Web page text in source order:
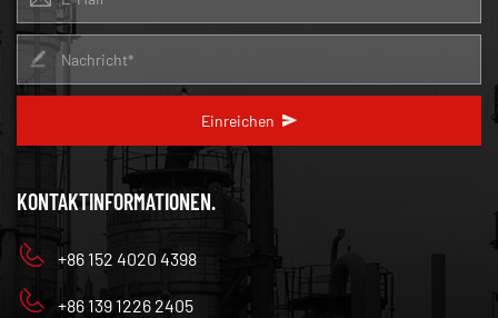
Einreichen
KONTAKTINFORMATIONEN.
+86 152 4020 4398
+86 139 1226 2405